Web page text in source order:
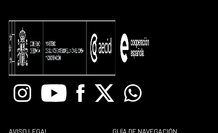
InstagramYoutube Facebook
X Whatsapp